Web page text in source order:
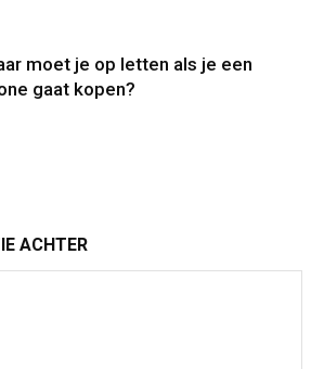
moet je op letten als je een
gaat kopen?
ACHTER